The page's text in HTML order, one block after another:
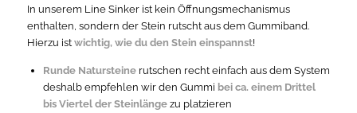
In unserem Line Sinker ist kein Öffnungsmechanismus
enthalten, sondern der Stein rutscht aus dem Gummiband.
Hierzu ist wichtig, wie du den Stein einspannst!
Runde Natursteinerutschen recht einfach aus dem System
deshalb empfehlen wir den Gummi bei ca. einem Drittel
bis Viertel der Steinlänge zu platzieren